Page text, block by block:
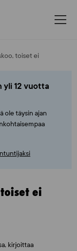
toiset ei
yli 12 vuotta
ole täysin ajan
ei
kirjoittaa